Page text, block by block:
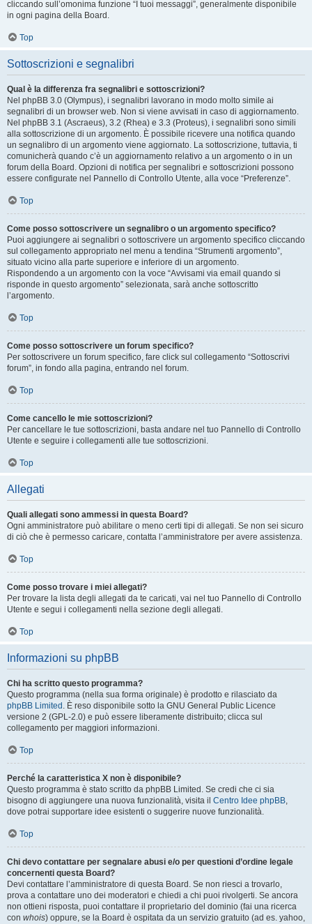
cliccando sull’omonima funzione “I tuoi messaggi”, generalmente disponibile
in ogni pagina della Board.
Top
Sottoscrizioni e segnalibri
Qual è la differenza fra segnalibri e sottoscrizioni?
Nel phpBB 3.0 (Olympus), i segnalibri lavorano in modo molto simile ai
segnalibri di un browser web. Non si viene avvisati in caso di aggiornamento.
Nel phpBB 3.1 (Ascraeus), 3.2 (Rhea) e 3.3 (Proteus), i segnalibri sono simili
alla sottoscrizione di un argomento. È possibile ricevere una notifica quando
un segnalibro di un argomento viene aggiornato. La sottoscrizione, tuttavia, ti
comunicherà quando c’è un aggiornamento relativo a un argomento o in un
forum della Board. Opzioni di notifica per segnalibri e sottoscrizioni possono
essere configurate nel Pannello di Controllo Utente, alla voce “Preferenze”.
Top
Come posso sottoscrivere un segnalibro o un argomento specifico?
Puoi aggiungere ai segnalibri o sottoscrivere un argomento specifico cliccando
sul collegamento appropriato nel menu a tendina “Strumenti argomento”,
situato vicino alla parte superiore e inferiore di un argomento.
Rispondendo a un argomento con la voce “Avvisami via email quando si
risponde in questo argomento” selezionata, sarà anche sottoscritto
l’argomento.
Top
Come posso sottoscrivere un forum specifico?
Per sottoscrivere un forum specifico, fare click sul collegamento “Sottoscrivi
forum”, in fondo alla pagina, entrando nel forum.
Top
Come cancello le mie sottoscrizioni?
Per cancellare le tue sottoscrizioni, basta andare nel tuo Pannello di Controllo
Utente e seguire i collegamenti alle tue sottoscrizioni.
Top
Allegati
Quali allegati sono ammessi in questa Board?
Ogni amministratore può abilitare o meno certi tipi di allegati. Se non sei sicuro
di ciò che è permesso caricare, contatta l’amministratore per avere assistenza.
Top
Come posso trovare i miei allegati?
Per trovare la lista degli allegati da te caricati, vai nel tuo Pannello di Controllo
Utente e segui i collegamenti nella sezione degli allegati.
Top
Informazioni su phpBB
Chi ha scritto questo programma?
Questo programma (nella sua forma originale) è prodotto e rilasciato da
phpBB Limited . È reso disponibile sotto la GNU General Public Licence
versione 2 (GPL-2.0) e può essere liberamente distribuito; clicca sul
collegamento per maggiori informazioni.
Top
Perché la caratteristica X non è disponibile?
Questo programma è stato scritto da phpBB Limited. Se credi che ci sia
bisogno di aggiungere una nuova funzionalità, visita il Centro Idee phpBB,
dove potrai supportare idee esistenti o suggerire nuove funzionalità.
Top
Chi devo contattare per segnalare abusi e/o per questioni d’ordine legale
concernenti questa Board?
Devi contattare l’amministratore di questa Board. Se non riesci a trovarlo,
prova a contattare uno dei moderatori e chiedi a chi puoi rivolgerti. Se ancora
non ottieni risposta, puoi contattare il proprietario del dominio (fai una ricerca
con whois) oppure, se la Board è ospitata da un servizio gratuito (ad es. yahoo,